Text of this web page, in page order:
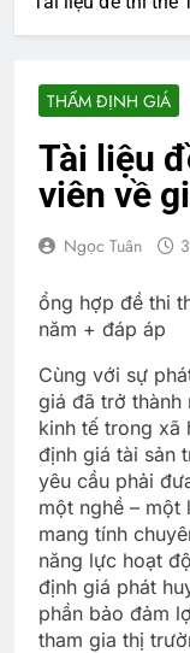
THẨM ĐỊNH GIÁ
Tài liệu
viên về
Ngọc Tuân
ổng hợp đề thi
năm + đáp áp
Cùng với sự
giá đã trở thành
kinh tế trong xã
định giá tài sản
yêu cầu phải
một nghề –
mang tính
năng lực hoạt
định giá phát
phần bảo đảm
tham gia thị